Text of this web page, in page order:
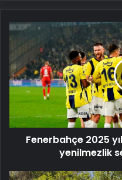
Fenerbahçe
2025
yılında
hiç
mağlup
olmadı,
yenilmezlik
serisi
18
maçaFenerbahçe 2025
yenilmezlik
Pakistan'da